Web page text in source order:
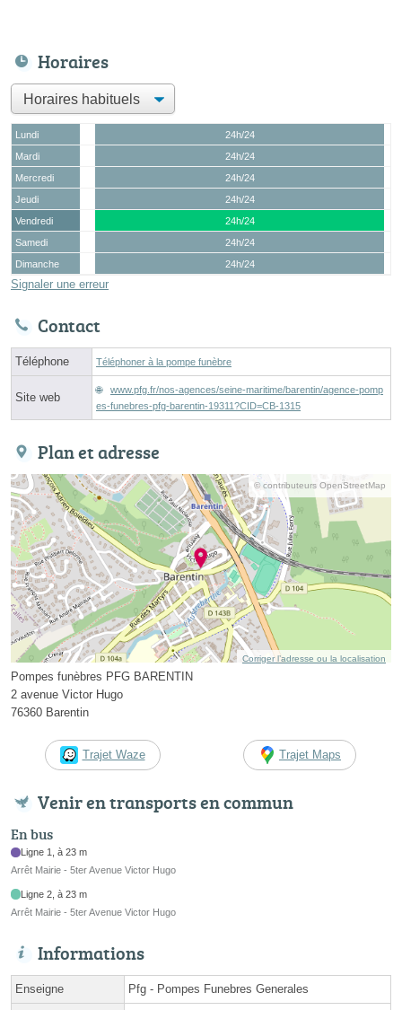
Horaires
Lundi
24h/24
Mardi
24h/24
Mercredi
24h/24
Jeudi
24h/24
Vendredi
24h/24
Samedi
24h/24
Dimanche
24h/24
Signaler une erreur
Contact
Téléphone Téléphoner à la pompe funèbre
Site web
www.pfg.fr/nos-agences/seine-maritime/barentin/agence-pomp
es-funebres-pfg-barentin-19311?CID=CB-1315
Plan et adresse
© contributeurs OpenStreetMap
Corriger l’adresse ou la localisation
Pompes funèbres PFG BARENTIN
2 avenue Victor Hugo
76360 Barentin
Trajet Waze Trajet Maps
Venir en transports en commun
En bus
Ligne 1, à 23 m
Arrêt Mairie - 5ter Avenue Victor Hugo
Ligne 2, à 23 m
Arrêt Mairie - 5ter Avenue Victor Hugo
Informations
Enseigne Pfg - Pompes Funebres Generales